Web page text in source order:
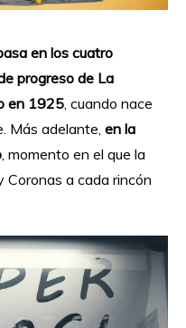
en los cuatro
progreso de La
en 1925 , cuando nace
Más adelante, en la
, momento en el que la
Coronas a cada rincón